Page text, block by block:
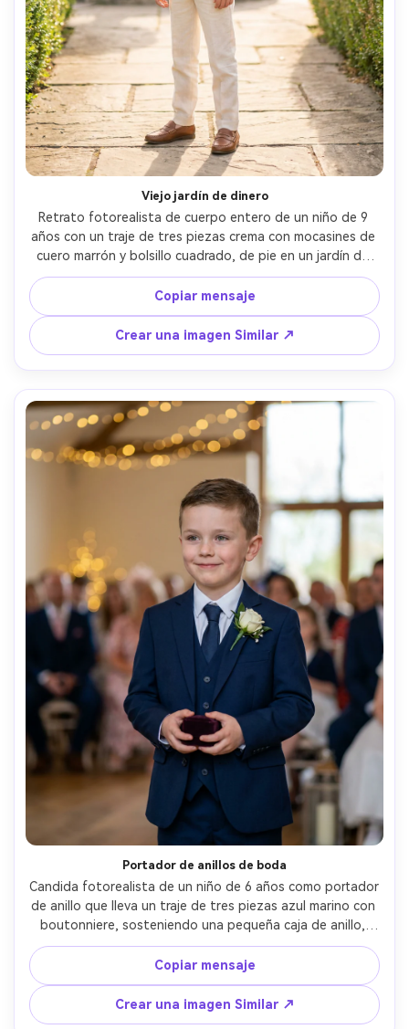
Viejo jardín de dinero
Retrato fotorealista de cuerpo entero de un niño de 9
años con un traje de tres piezas crema con mocasines de
cuero marrón y bolsillo cuadrado, de pie en un jardín de
finca cuidado con setos y fuente de piedra, luz del sol de
la hora dorada, pasteles aireados, tomado en Sony A7IV,
50mm f/1.8, composición de la regla de los tercios, bokeh
suave, estética refinada del viejo dinero, textura y
costuras realistas de la tela- -ar 4:5
Copiar mensaje
Crear una imagen Similar ↗
Portador de anillos de boda
Candida fotorealista de un niño de 6 años como portador
de anillo que lleva un traje de tres piezas azul marino con
boutonniere, sosteniendo una pequeña caja de anillo,
suave fondo de ceremonia interior con cálidas luces de
hadas, borrosidad de movimiento suave en la multitud,
disparado en Nikon Z8, 70-200mm a 135mm f/2.8, nivel de
los ojos, expresiones naturales, piel realista y tela de
traje, elegante mirada de fotografía de boda- -ar 4:5
Copiar mensaje
Crear una imagen Similar ↗